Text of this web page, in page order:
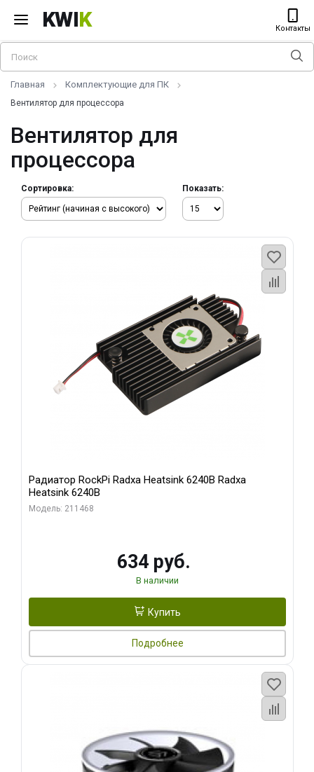
KWIK Контакты
Главная Комплектующие для ПК
Вентилятор для процессора
Вентилятор для
процессора
Сортировка: Показать:
Радиатор RockPi Radxa Heatsink 6240B Radxa
Heatsink 6240B
Модель: 211468
634 руб.
В наличии
Купить
Подробнее